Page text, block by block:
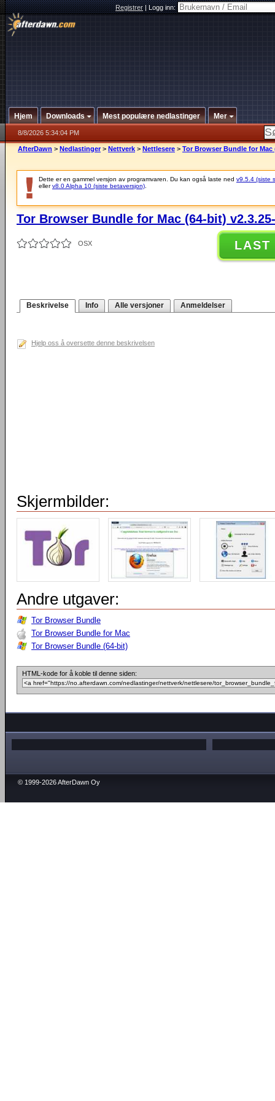
Registrer|Logg inn:
Hjem Downloads Mest populære nedlastinger Mer
8/8/2026 5:34:04 PM
AfterDawn > Nedlastinger > Nettverk > Nettlesere > Tor Browser Bundle for Mac
Dette er en gammel versjon av programvaren. Du kan også laste ned v9.5.4 (siste
ellerv8.0 Alpha 10 (siste betaversjon)
Tor Browser Bundle for Mac (64-bit)
OSX LAST
Beskrivelse Info Alle versjoner Anmeldelser
Hjelp oss å oversette denne beskrivelsen
Skjermbilder:
Andre utgaver:
Tor Browser Bundle
Tor Browser Bundle for Mac
Tor Browser Bundle (64-bit)
HTML-kode for å koble til denne siden:
© 1999-2026 AfterDawn Oy